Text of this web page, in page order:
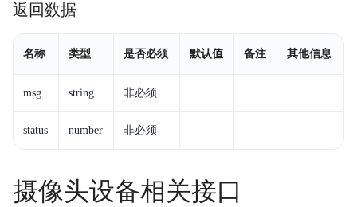
返回数据
名称 类型 是否必须 默认值 备注 其他信息
msg string 非必须
status number 非必须
摄像头设备相关接口